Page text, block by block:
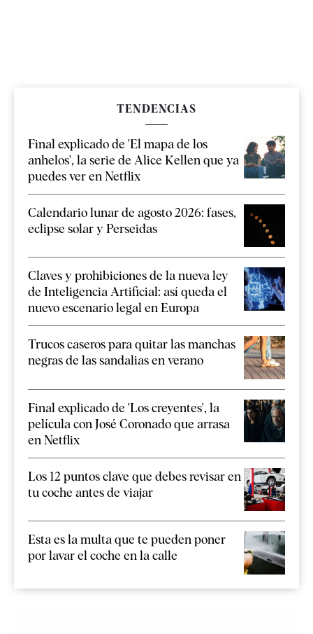
TENDENCIAS
Final explicado de 'El mapa de los
anhelos', la serie de Alice Kellen que ya
puedes ver en Netflix
Calendario lunar de agosto 2026: fases,
eclipse solar y Perseidas
Claves y prohibiciones de la nueva ley
de Inteligencia Artificial: así queda el
nuevo escenario legal en Europa
Trucos caseros para quitar las manchas
negras de las sandalias en verano
Final explicado de 'Los creyentes', la
película con José Coronado que arrasa
en Netflix
Los 12 puntos clave que debes revisar en
tu coche antes de viajar
Esta es la multa que te pueden poner
por lavar el coche en la calle